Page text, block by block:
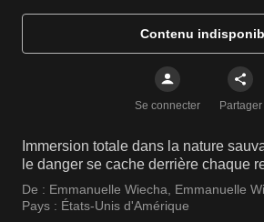
Contenu
Se connecter Partager
Immersion totale dans la nature
le danger se cache derrière chaque
De : Emmanuelle Wiecha
Emmanuelle
Pays : États-Unis d'Amérique